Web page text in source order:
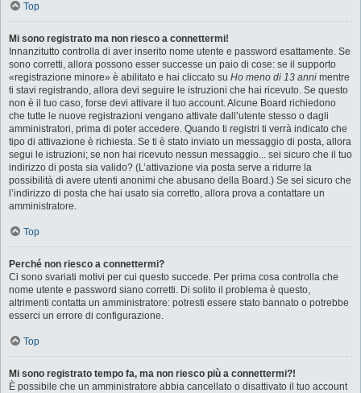
Top
Mi sono registrato ma non riesco a connettermi!
Innanzitutto controlla di aver inserito nome utente e password esattamente. Se
sono corretti, allora possono esser successe un paio di cose: se il supporto
«registrazione minore» è abilitato e hai cliccato su Ho meno di 13 anni mentre
ti stavi registrando, allora devi seguire le istruzioni che hai ricevuto. Se questo
non è il tuo caso, forse devi attivare il tuo account. Alcune Board richiedono
che tutte le nuove registrazioni vengano attivate dall’utente stesso o dagli
amministratori, prima di poter accedere. Quando ti registri ti verrà indicato che
tipo di attivazione è richiesta. Se ti è stato inviato un messaggio di posta, allora
segui le istruzioni; se non hai ricevuto nessun messaggio... sei sicuro che il tuo
indirizzo di posta sia valido? (L’attivazione via posta serve a ridurre la
possibilità di avere utenti anonimi che abusano della Board.) Se sei sicuro che
l’indirizzo di posta che hai usato sia corretto, allora prova a contattare un
amministratore.
Top
Perché non riesco a connettermi?
Ci sono svariati motivi per cui questo succede. Per prima cosa controlla che
nome utente e password siano corretti. Di solito il problema è questo,
altrimenti contatta un amministratore: potresti essere stato bannato o potrebbe
esserci un errore di configurazione.
Top
Mi sono registrato tempo fa, ma non riesco più a connettermi?!
È possibile che un amministratore abbia cancellato o disattivato il tuo account